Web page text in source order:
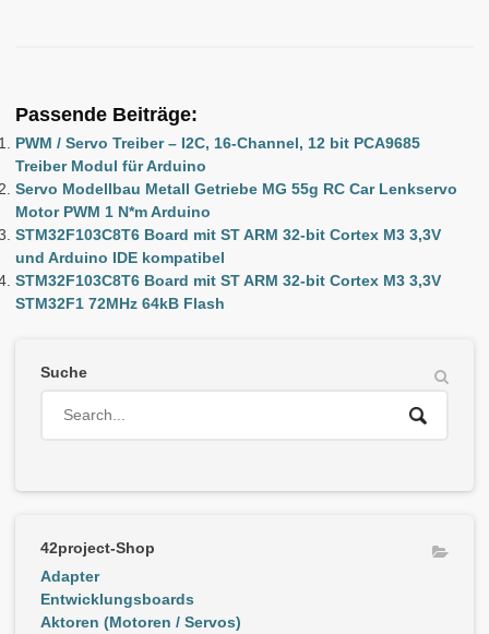
Passende Beiträge:
PWM / Servo Treiber – I2C, 16-Channel, 12 bit PCA9685
Treiber Modul für Arduino
Servo Modellbau Metall Getriebe MG 55g RC Car Lenkservo
Motor PWM 1 N*m Arduino
STM32F103C8T6 Board mit ST ARM 32-bit Cortex M3 3,3V
und Arduino IDE kompatibel
STM32F103C8T6 Board mit ST ARM 32-bit Cortex M3 3,3V
STM32F1 72MHz 64kB Flash
Suche
42project-Shop
Adapter
Entwicklungsboards
Aktoren (Motoren / Servos)